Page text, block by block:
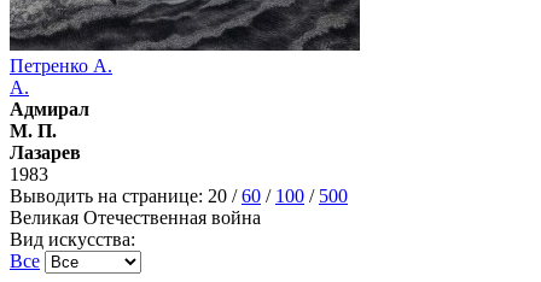
Петренко А.
А.
Адмирал
М. П.
Лазарев
1983
Выводить на странице: 20 /60 / 100 / 500
Великая Отечественная война
Вид искусства:
Все